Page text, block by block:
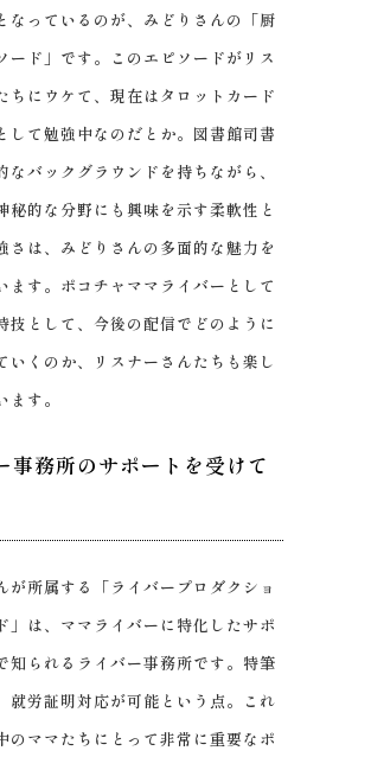
なっているのが、みどりさんの「厨
ード」です。このエピソードがリス
ちにウケて、現在はタロットカード
して勉強中なのだとか。図書館司書
なバックグラウンドを持ちながら、
秘的な分野にも興味を示す柔軟性と
さは、みどりさんの多面的な魅力を
ます。ポコチャママライバーとして
技として、今後の配信でどのように
いくのか、リスナーさんたちも楽し
す。
事務所のサポートを受けて
が所属する「ライバープロダクショ
」は、ママライバーに特化したサポ
知られるライバー事務所です。特筆
就労証明対応が可能という点。これ
のママたちにとって非常に重要なポ